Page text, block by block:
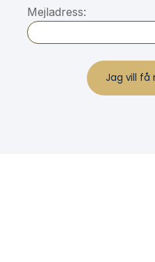
Mejladress: